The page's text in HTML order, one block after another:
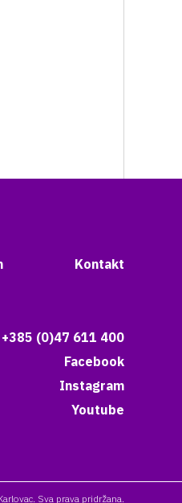
Kontakt
+385 (0)47 611 400
Facebook
Instagram
Youtube
Sva prava pridržana.